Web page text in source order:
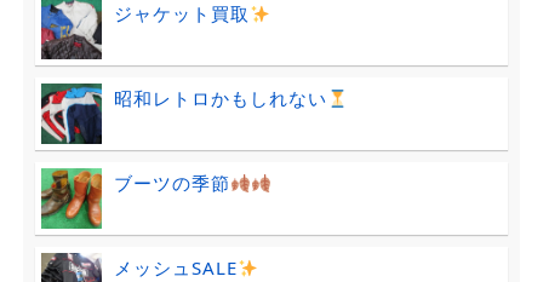
ジャケット買取
昭和レトロかもしれない
ブーツの季節
メッシュSALE